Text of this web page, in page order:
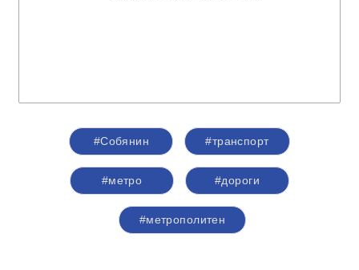
#Собянин #транспорт
#метро #дороги
#метрополитен